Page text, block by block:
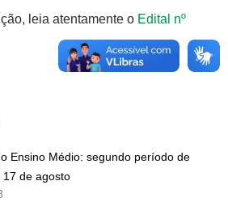
leia atentamente o Edital nº
Ensino Médio: segundo período de
17 de agosto